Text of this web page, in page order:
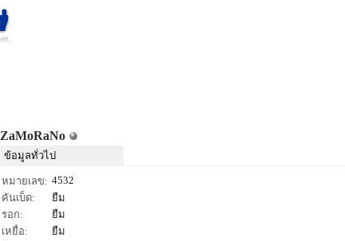
ZaMoRaNo
ข้อมูลทั่วไป
หมายเลข: 4532
คันเบ็ด:
ยืม
รอก:
ยืม
เหยื่อ:
ยืม